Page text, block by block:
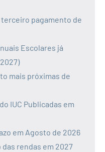
terceiro pagamento de
Escolares já
mais próximas de
IUC Publicadas em
em Agosto de 2026
rendas em 2027